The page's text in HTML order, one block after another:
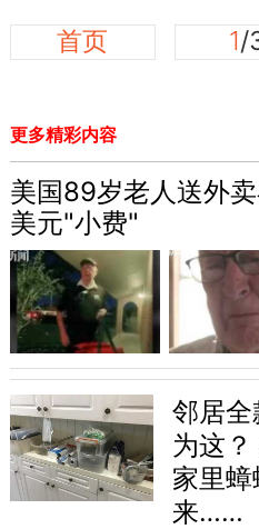
首页
1/
更多精彩内容
美国89岁老人送外
美元"小费"
邻居
为这？
家里
来……